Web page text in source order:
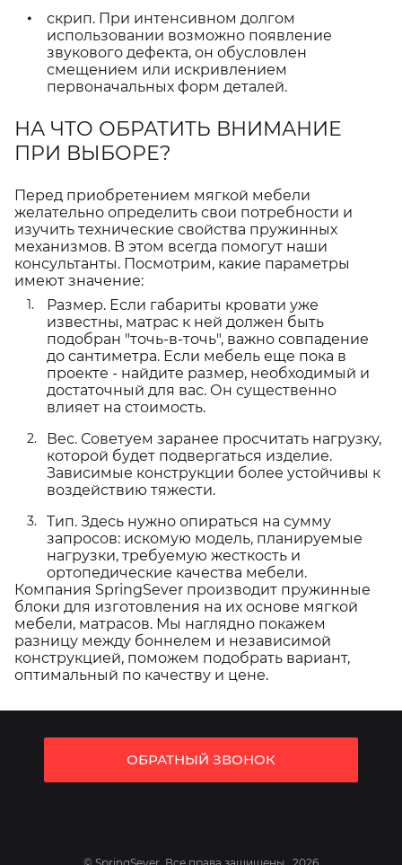
скрип. При интенсивном долгом
использовании возможно появление
звукового дефекта, он обусловлен
смещением или искривлением
первоначальных форм деталей.
НА ЧТО ОБРАТИТЬ ВНИМАНИЕ
ПРИ ВЫБОРЕ?
Перед приобретением мягкой мебели
желательно определить свои потребности и
изучить технические свойства пружинных
механизмов. В этом всегда помогут наши
консультанты. Посмотрим, какие параметры
имеют значение:
Размер. Если габариты кровати уже
известны, матрас к ней должен быть
подобран "точь-в-точь", важно совпадение
до сантиметра. Если мебель еще пока в
проекте - найдите размер, необходимый и
достаточный для вас. Он существенно
влияет на стоимость.
Вес. Советуем заранее просчитать нагрузку,
которой будет подвергаться изделие.
Зависимые конструкции более устойчивы к
воздействию тяжести.
Тип. Здесь нужно опираться на сумму
запросов: искомую модель, планируемые
нагрузки, требуемую жесткость и
ортопедические качества мебели.
Компания SpringSever производит пружинные
блоки для изготовления на их основе мягкой
мебели, матрасов. Мы наглядно покажем
разницу между боннелем и независимой
конструкцией, поможем подобрать вариант,
оптимальный по качеству и цене.
ОБРАТНЫЙ ЗВОНОК